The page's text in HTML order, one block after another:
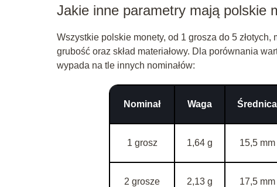
Jakie inne parametry mają polskie
Wszystkie polskie monety, od 1 grosza do 5
grubość oraz skład materiałowy. Dla porównania
wypada na tle innych nominałów:
Nominał Waga Średnica
1 grosz 1,64 g 15,5 mm
2 grosze 2,13 g 17,5 mm